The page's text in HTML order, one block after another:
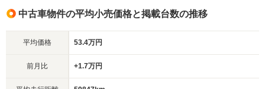
中古車物件の平均小売価格と掲載台数の推移
平均価格 53.4万円
前月比 +1.7万円